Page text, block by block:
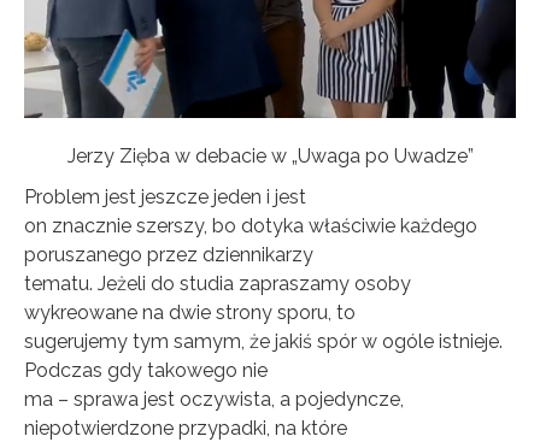
Jerzy Zięba w debacie w „Uwaga po Uwadze”
Problem jest jeszcze jeden i jest
on znacznie szerszy, bo dotyka właściwie każdego
poruszanego przez dziennikarzy
tematu. Jeżeli do studia zapraszamy osoby
wykreowane na dwie strony sporu, to
sugerujemy tym samym, że jakiś spór w ogóle istnieje.
Podczas gdy takowego nie
ma – sprawa jest oczywista, a pojedyncze,
niepotwierdzone przypadki, na które